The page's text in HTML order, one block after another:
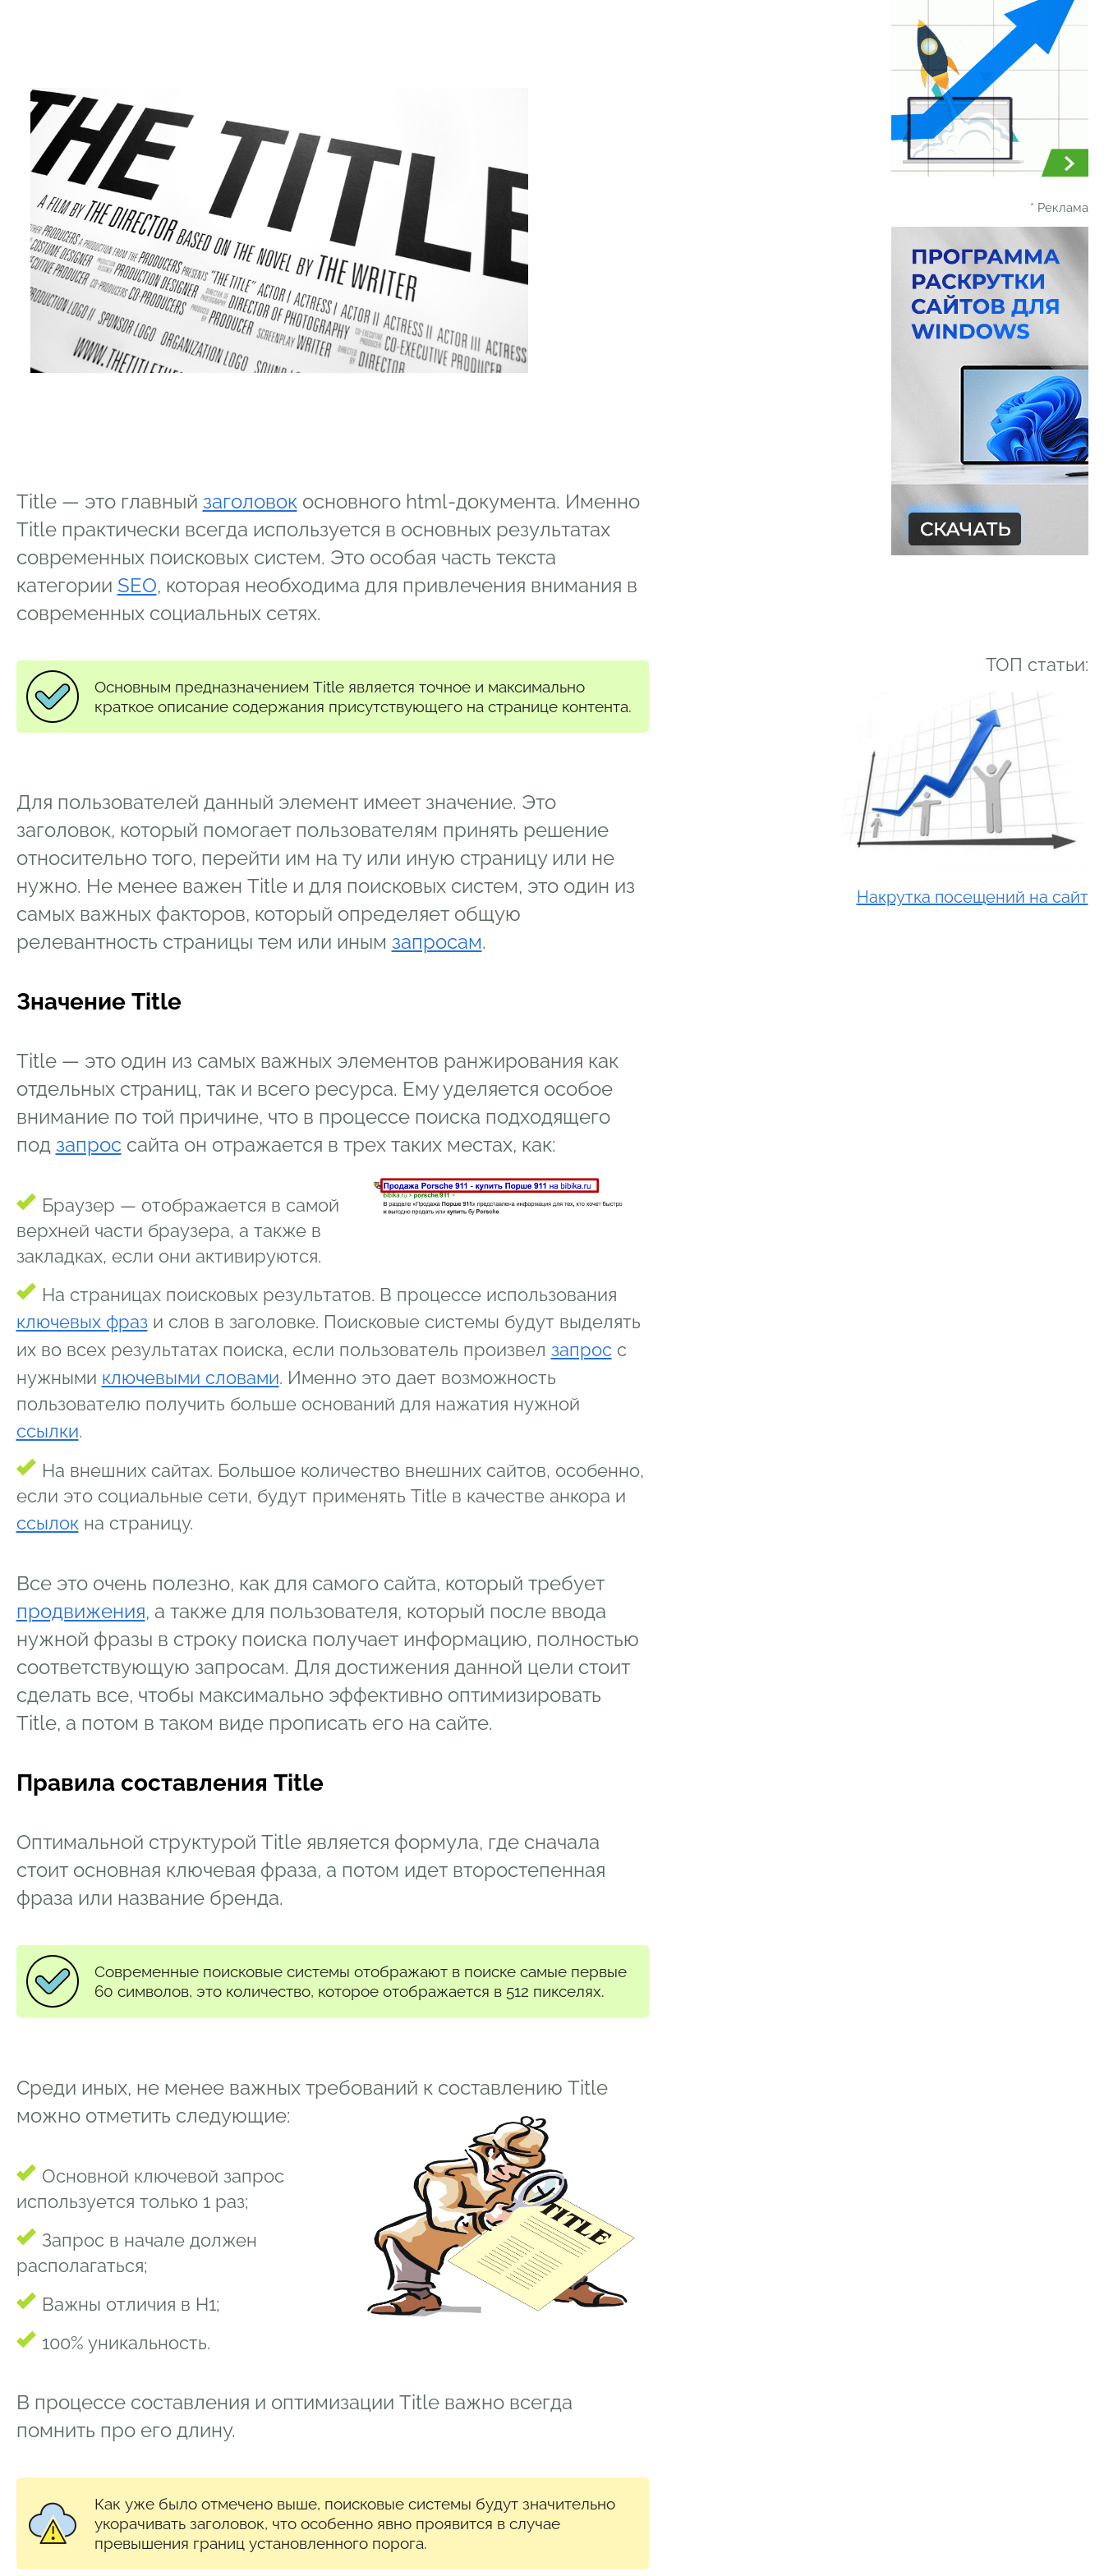
Title — это главный заголовокосновного html-документа. Именно
Title практически всегда используется в основных результатах
современных поисковых систем. Это особая часть текста
категории SEO, которая необходима для привлечения внимания в
современных социальных сетях.
Основным предназначением Title является точное и максимально
краткое описание содержания присутствующего на странице контента.
Для пользователей данный элемент имеет значение. Это
заголовок, который помогает пользователям принять решение
относительно того, перейти им на ту или иную страницу или не
нужно. Не менее важен Title и для поисковых систем, это один из
самых важных факторов, который определяет общую
релевантность страницы тем или иным запросам.
Значение Title
Title — это один из самых важных элементов ранжирования как
отдельных страниц, так и всего ресурса. Ему уделяется особое
внимание по той причине, что в процессе поиска подходящего
под запроссайта он отражается в трех таких местах, как:
Браузер — отображается в самой
верхней части браузера, а также в
закладках, если они активируются.
На страницах поисковых результатов. В процессе использования
ключевых фрази слов в заголовке. Поисковые системы будут выделять
их во всех результатах поиска, если пользователь произвел запросс
нужными ключевыми словами. Именно это дает возможность
пользователю получить больше оснований для нажатия нужной
ссылки.
На внешних сайтах. Большое количество внешних сайтов, особенно,
если это социальные сети, будут применять Title в качестве анкора и
ссылокна страницу.
Все это очень полезно, как для самого сайта, который требует
продвижения, а также для пользователя, который после ввода
нужной фразы в строку поиска получает информацию, полностью
соответствующую запросам. Для достижения данной цели стоит
сделать все, чтобы максимально эффективно оптимизировать
Title, а потом в таком виде прописать его на сайте.
Правила составления Title
Оптимальной структурой Title является формула, где сначала
стоит основная ключевая фраза, а потом идет второстепенная
фраза или название бренда.
Современные поисковые системы отображают в поиске самые первые
60 символов, это количество, которое отображается в 512 пикселях.
Среди иных, не менее важных требований к составлению Title
можно отметить следующие:
Основной ключевой запрос
используется только 1 раз;
Запрос в начале должен
располагаться;
Важны отличия в Н1;
100% уникальность.
В процессе составления и оптимизации Title важно всегда
помнить про его длину.
Как уже было отмечено выше, поисковые системы будут значительно
укорачивать заголовок, что особенно явно проявится в случае
превышения границ установленного порога.
* Реклама
ТОП статьи:
Накрутка посещений на сайт